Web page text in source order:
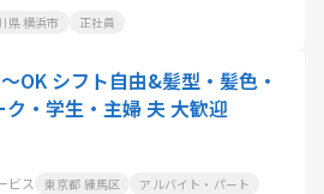
県 横浜市 正社員
OK シフト自由&髪型・髪色・
・学生・主婦 夫 大歓迎
ビス 東京都 練馬区 アルバイト・パート